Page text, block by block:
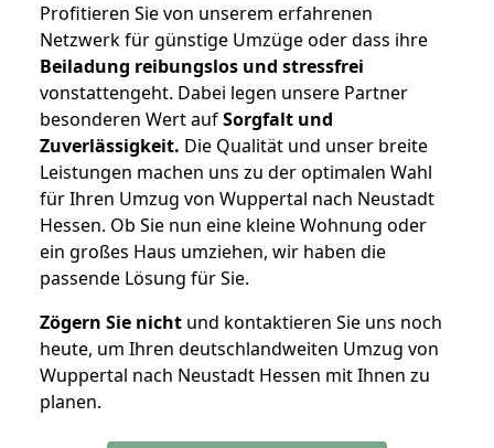
Profitieren Sie von unserem erfahrenen
Netzwerk für günstige Umzüge oder dass ihre
Beiladung reibungslos und stressfrei
vonstattengeht. Dabei legen unsere Partner
besonderen Wert aufSorgfalt und
Zuverlässigkeit. Die Qualität und unser breite
Leistungen machen uns zu der optimalen Wahl
für Ihren Umzug von Wuppertal nach Neustadt
Hessen. Ob Sie nun eine kleine Wohnung oder
ein großes Haus umziehen, wir haben die
passende Lösung für Sie.
Zögern Sie nicht und kontaktieren Sie uns noch
heute, um Ihren deutschlandweiten Umzug von
Wuppertal nach Neustadt Hessen mit Ihnen zu
planen.